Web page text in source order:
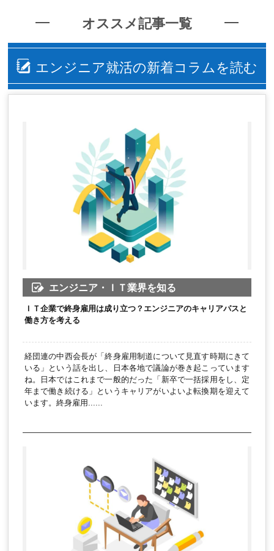
オススメ記事一覧
エンジニア就活の新着コラムを読む
エンジニア・ＩＴ業界を知る
ＩＴ企業で終身雇用は成り立つ？エンジニアのキャリアパスと
働き方を考える
経団連の中西会長が「終身雇用制道について見直す時期にきて
いる」という話を出し、日本各地で議論が巻き起こっています
ね。日本ではこれまで一般的だった「新卒で一括採用をし、定
年まで働き続ける」というキャリアがいよいよ転換期を迎えて
います。終身雇用......